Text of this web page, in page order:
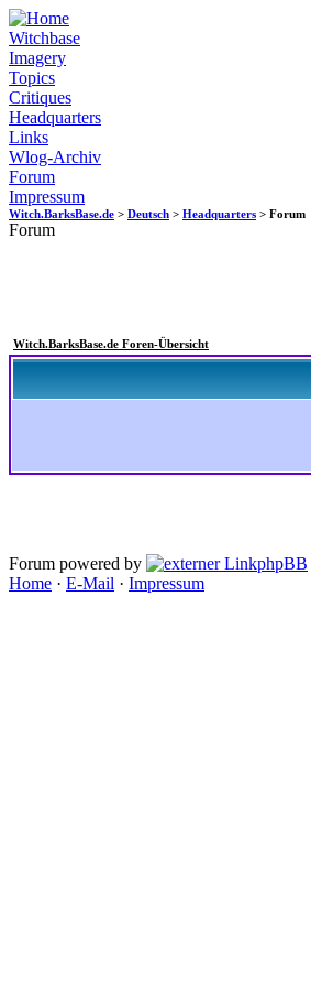
Witchbase
Imagery
Topics
Critiques
Headquarters
Links
Wlog-Archiv
Forum
Impressum
Witch.BarksBase.de > Deutsch > Headquarters > Forum
Forum
Witch.BarksBase.de Foren-Übersicht
Forum powered by phpBB
Home · E-Mail · Impressum